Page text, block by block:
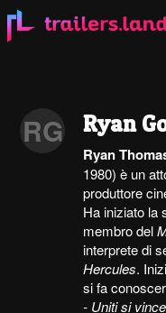
RG Ryan
Ryan
1980) è un
produttore
Ha iniziato la
membro del
interprete di
Hercules.
si fa
- Uniti si vince